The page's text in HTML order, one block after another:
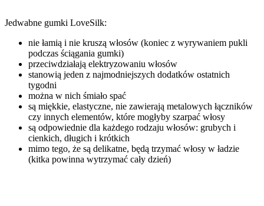
Jedwabne gumki LoveSilk:
nie łamią i nie kruszą włosów (koniec z wyrywaniem pukli
podczas ściągania gumki)
przeciwdziałają elektryzowaniu włosów
stanowią jeden z najmodniejszych dodatków ostatnich
tygodni
można w nich śmiało spać
są miękkie, elastyczne, nie zawierają metalowych łączników
czy innych elementów, które mogłyby szarpać włosy
są odpowiednie dla każdego rodzaju włosów: grubych i
cienkich, długich i krótkich
mimo tego, że są delikatne, będą trzymać włosy w ładzie
(kitka powinna wytrzymać cały dzień)